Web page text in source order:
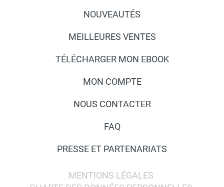
NOUVEAUTÉS
MEILLEURES VENTES
TÉLÉCHARGER MON EBOOK
MON COMPTE
NOUS CONTACTER
FAQ
PRESSE ET PARTENARIATS
MENTIONS LÉGALES